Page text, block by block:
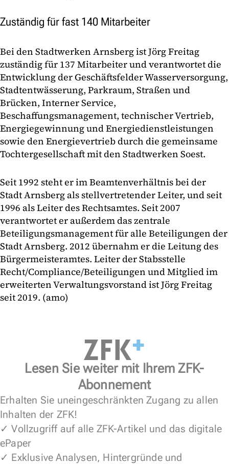
Zuständig für fast 140 Mitarbeiter
Bei den Stadtwerken Arnsberg ist Jörg Freitag
zuständig für 137 Mitarbeiter und verantwortet die
Entwicklung der Geschäftsfelder Wasserversorgung,
Stadtentwässerung, Parkraum, Straßen und
Brücken, Interner Service,
Beschaffungsmanagement, technischer Vertrieb,
Energiegewinnung und Energiedienstleistungen
sowie den Energievertrieb durch die gemeinsame
Tochtergesellschaft mit den Stadtwerken Soest.
Seit 1992 steht er im Beamtenverhältnis bei der
Stadt Arnsberg als stellvertretender Leiter, und seit
1996 als Leiter des Rechtsamtes. Seit 2007
verantwortet er außerdem das zentrale
Beteiligungsmanagement für alle Beteiligungen der
Stadt Arnsberg. 2012 übernahm er die Leitung des
Bürgermeisteramtes. Leiter der Stabsstelle
Recht/Compliance/Beteiligungen und Mitglied im
erweiterten Verwaltungsvorstand ist Jörg Freitag
seit 2019. (amo)
Lesen Sie weiter mit Ihrem ZFK-
Abonnement
Erhalten Sie uneingeschränkten Zugang zu allen
Inhalten der ZFK!
✓ Vollzugriff auf alle ZFK-Artikel und das digitale
ePaper
✓ Exklusive Analysen, Hintergründe und